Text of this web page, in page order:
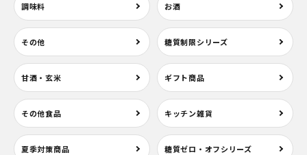
調味料 お酒
その他 糖質制限シリーズ
甘酒・玄米 ギフト商品
その他食品 キッチン雑貨
夏季対策商品 糖質ゼロ・オフシリーズ